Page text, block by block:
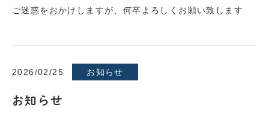
ご迷惑をおかけしますが、何卒よろしくお願い致します
2026/02/25 お知らせ
お知らせ